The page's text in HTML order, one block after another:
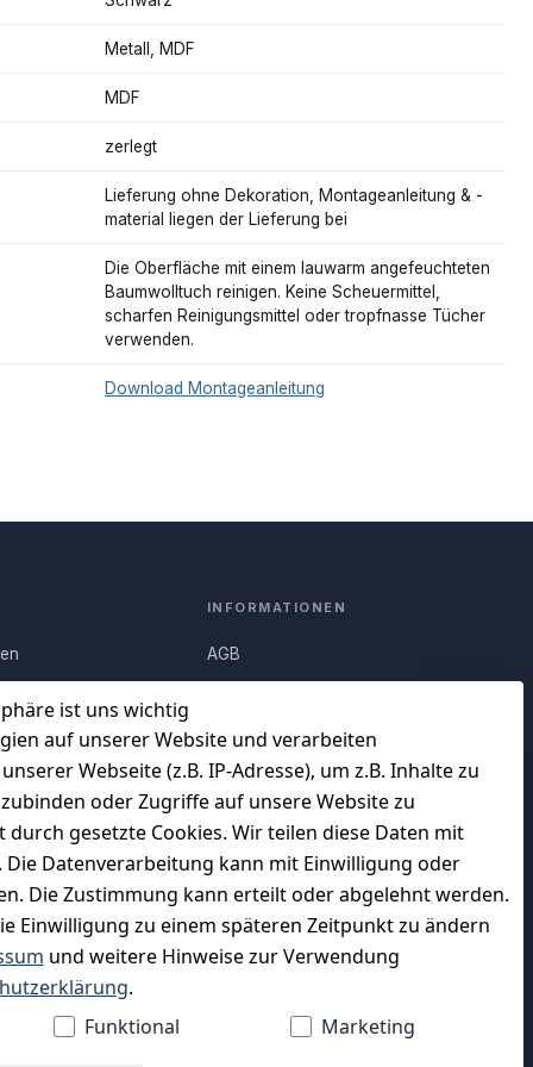
Metall, MDF
MDF
zerlegt
Lieferung ohne Dekoration, Montageanleitung & -
material liegen der Lieferung bei
Die Oberfläche mit einem lauwarm angefeuchteten
Baumwolltuch reinigen. Keine Scheuermittel,
scharfen Reinigungsmittel oder tropfnasse Tücher
verwenden.
Download Montageanleitung
ist uns wichtig
auf unserer Website und verarbeiten
Webseite (z.B. IP-Adresse), um z.B. Inhalte zu
oder Zugriffe auf unsere Website zu
gesetzte Cookies. Wir teilen diese Daten mit
Datenverarbeitung kann mit Einwilligung oder
Die Zustimmung kann erteilt oder abgelehnt werden.
Einwilligung zu einem späteren Zeitpunkt zu ändern
und weitere Hinweise zur Verwendung
.
Funktional
Marketing
INFORMATIONEN
AGB
Datenschutz
Impressum
Unser Unternehmen
Charity & Wohltätigkeit
WIR VERSENDEN MIT